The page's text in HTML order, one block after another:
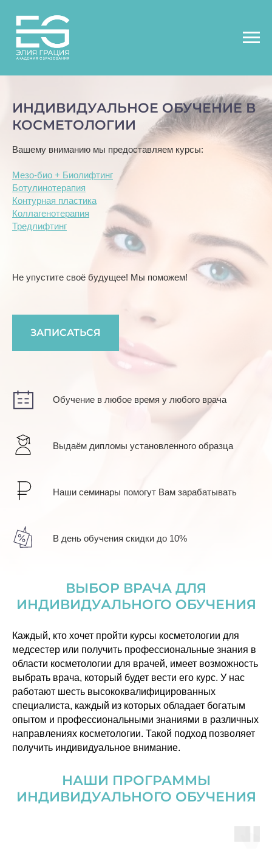
ИНДИВИДУАЛЬНОЕ ОБУЧЕНИЕ В
КОСМЕТОЛОГИИ
Вашему вниманию мы предоставляем курсы:
Мезо-био + Биолифтинг
Ботулинотерапия
Контурная пластика
Коллагенотерапия
Тредлифтинг
Не упустите своё будущее! Мы поможем!
ЗАПИСАТЬСЯ
Обучение в любое время у любого врача
Выдаём дипломы установленного образца
Наши семинары помогут Вам зарабатывать
В день обучения скидки до 10%
ВЫБОР ВРАЧА ДЛЯ
ИНДИВИДУАЛЬНОГО ОБУЧЕНИЯ
Каждый, кто хочет пройти курсы косметологии для
медсестер или получить профессиональные знания в
области косметологии для врачей, имеет возможность
выбрать врача, который будет вести его курс. У нас
работают шесть высококвалифицированных
специалиста, каждый из которых обладает богатым
опытом и профессиональными знаниями в различных
направлениях косметологии. Такой подход позволяет
получить индивидуальное внимание.
НАШИ ПРОГРАММЫ
ИНДИВИДУАЛЬНОГО ОБУЧЕНИЯ